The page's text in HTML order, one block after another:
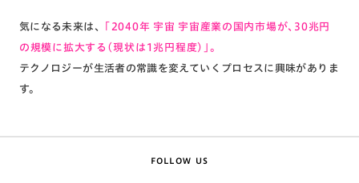
気になる未来は、
「2040年 宇宙 宇宙産業の国内市場が、30兆円
の規模に拡大する（現状は1兆円程度）」。
テクノロジーが生活者の常識を変えていくプロセスに興味がありま
す。
FOLLOW US